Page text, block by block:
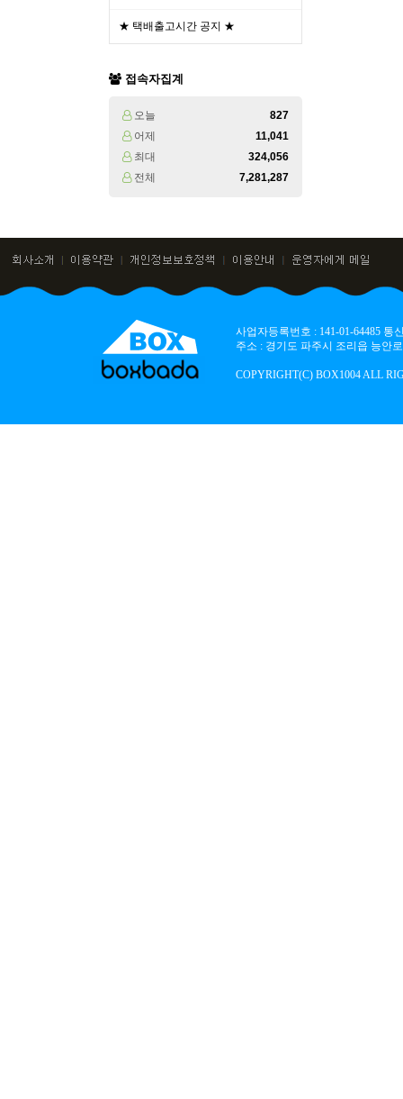
★ 택배출고시간 공지 ★
접속자집계
오늘
827
어제
11,041
최대
324,056
전체
7,281,287
사업자등록번호 : 141-01-64485
주소 : 경기도 파주시 조리읍 능안
COPYRIGHT(C) BOX1004 ALL